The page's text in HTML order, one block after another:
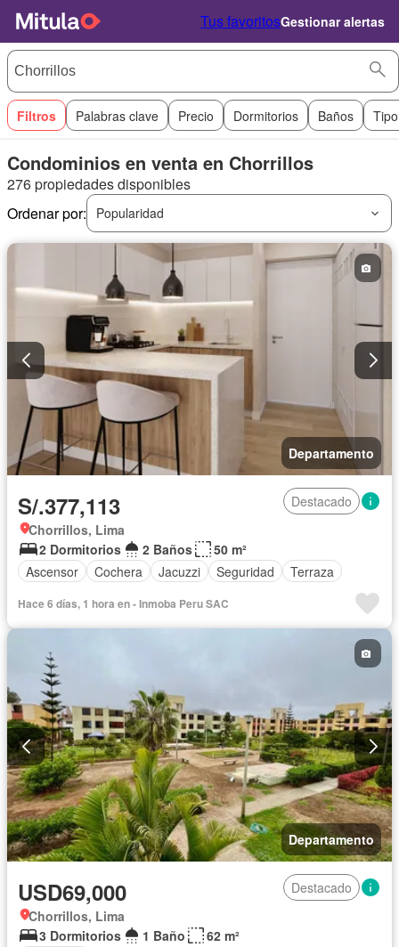
Tus favoritosGestionar alertas
Filtros Palabras clave Precio Dormitorios Baños
Condominios en venta en Chorrillos
276 propiedades disponibles
Ordenar por:
Popularidad
Departamento
S/.377,113
Destacado
Chorrillos, Lima
2 Dormitorios
2 Baños
50 m²
Ascensor
Cochera Jacuzzi Seguridad Terraza
Hace 6 días, 1 hora en - Inmoba Peru SAC
Departamento
USD69,000
Destacado
Chorrillos, Lima
3 Dormitorios
1 Baño
62 m²